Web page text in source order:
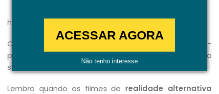
ACESSAR AGORA
Não tenho interesse
https://www.youtube.com/watch?v=0yWXqBNCGgQ
O
dominou nossas conversas e bate-
papos nos últimos meses. Ele o
começou a
ser visto quase que como uma nova parte do mundo.
Lembro quando os filmes de realidade alternativa